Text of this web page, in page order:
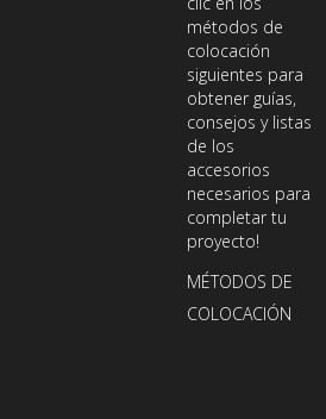
métodos de
colocación
siguientes para
obtener guías,
consejos y listas
de los
accesorios
necesarios para
completar tu
proyecto!
MÉTODOS DE
COLOCACIÓN